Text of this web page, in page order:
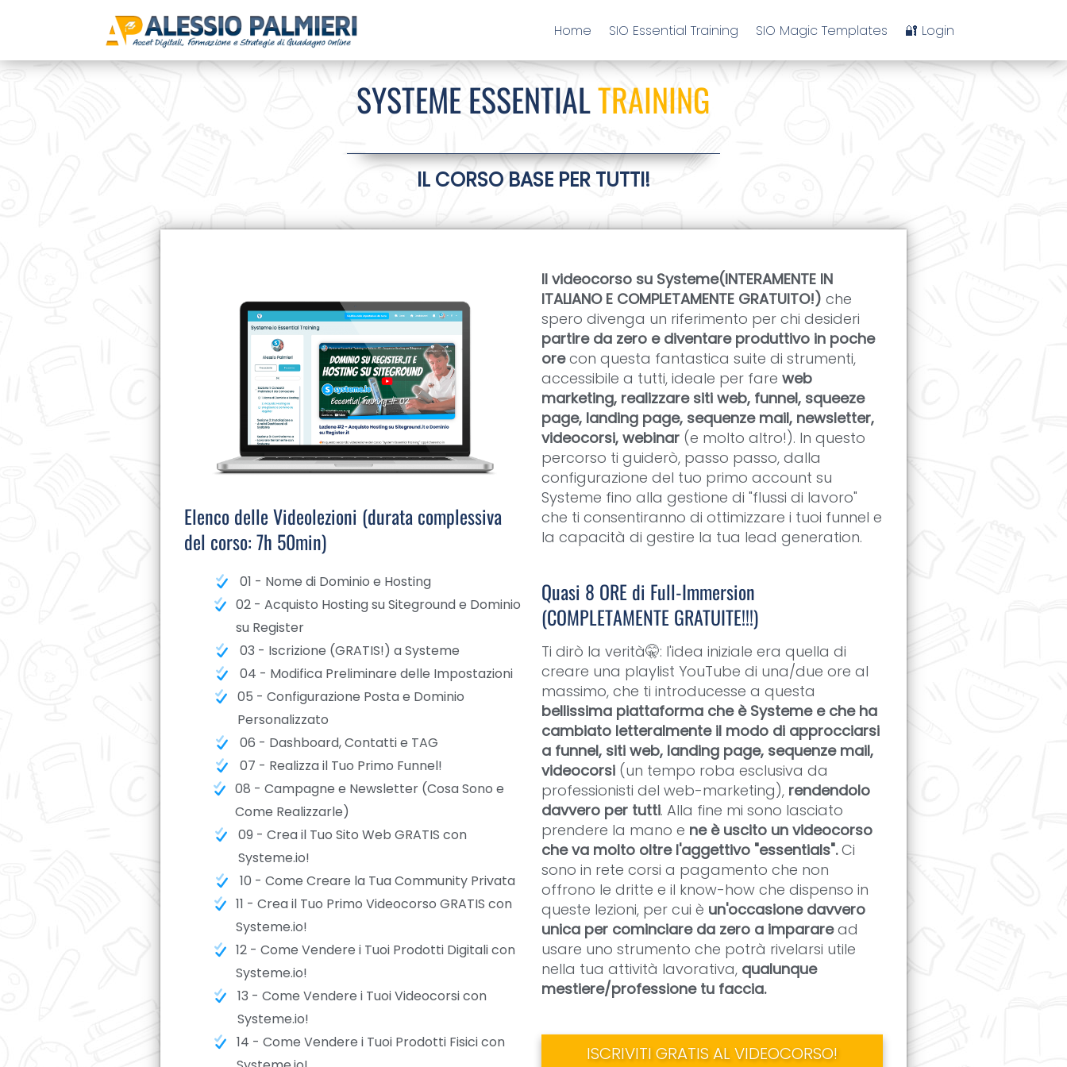
Home SIO Essential Training SIO Magic Templates 🔐 Login
SYSTEME ESSENTIALTRAINING
IL CORSO BASE PER TUTTI!
Elenco delle Videolezioni (durata complessiva
del corso: 7h 50min)
01 - Nome di Dominio e Hosting
02 - Acquisto Hosting su Siteground e Dominio
su Register
03 - Iscrizione (GRATIS!) a Systeme
04 - Modifica Preliminare delle Impostazioni
05 - Configurazione Posta e Dominio
Personalizzato
06 - Dashboard, Contatti e TAG
07 - Realizza il Tuo Primo Funnel!
08 - Campagne e Newsletter (Cosa Sono e
Come Realizzarle)
09 - Crea il Tuo Sito Web GRATIS con
Systeme.io!
10 - Come Creare la Tua Community Privata
11 - Crea il Tuo Primo Videocorso GRATIS con
Systeme.io!
12 - Come Vendere i Tuoi Prodotti Digitali con
Systeme.io!
13 - Come Vendere i Tuoi Videocorsi con
Systeme.io!
14 - Come Vendere i Tuoi Prodotti Fisici con
Il videocorso su Systeme(INTERAMENTE IN
ITALIANO E COMPLETAMENTE GRATUITO!) che
spero divenga un riferimento per chi desideri
partire da zero e diventare produttivo in poche
orecon questa fantastica suite di strumenti,
accessibile a tutti, ideale per fare web
marketing, realizzare siti web, funnel, squeeze
page, landing page, sequenze mail, newsletter,
videocorsi, webinar(e molto altro!). In questo
percorso ti guiderò, passo passo, dalla
configurazione del tuo primo account su
Systeme fino alla gestione di "flussi di lavoro"
che ti consentiranno di ottimizzare i tuoi funnel e
la capacità di gestire la tua lead generation.
Quasi 8 ORE di Full-Immersion
(COMPLETAMENTE GRATUITE!!!)
Ti dirò la verità🤫: l'idea iniziale era quella di
creare una playlist YouTube di una/due ore al
massimo, che ti introducesse a questa
bellissima piattaforma che è Systeme e che ha
cambiato letteralmente il modo di approcciarsi
a funnel, siti web, landing page, sequenze mail,
videocorsi(un tempo roba esclusiva da
professionisti del web-marketing), rendendolo
davvero per tutti. Alla fine mi sono lasciato
prendere la mano e ne è uscito un videocorso
che va molto oltre l'aggettivo "essentials".Ci
sono in rete corsi a pagamento che non
offrono le dritte e il know-how che dispenso in
queste lezioni, per cui è un'occasione davvero
unica per cominciare da zero a impararead
usare uno strumento che potrà rivelarsi utile
nella tua attività lavorativa, qualunque
mestiere/professione tu faccia.
ISCRIVITI GRATIS AL VIDEOCORSO!